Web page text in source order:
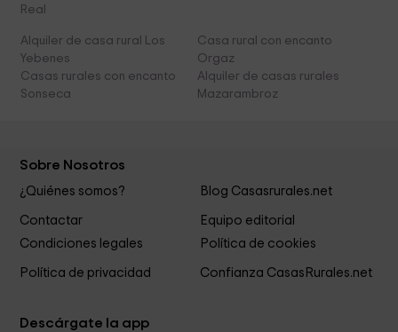
Real
Alquiler de casa rural Los
Yebenes
Casa rural con encanto
Orgaz
Casas rurales con encanto
Sonseca
Alquiler de casas rurales
Mazarambroz
Sobre Nosotros
¿Quiénes somos? Blog Casasrurales.net
Contactar
Equipo editorial
Condiciones legales
Política de cookies
Política de privacidad Confianza CasasRurales.net
Descárgate la app